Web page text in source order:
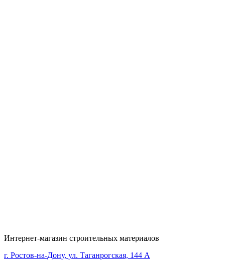
Интернет-магазин строительных материалов
г. Ростов-на-Дону, ул. Таганрогская, 144 А